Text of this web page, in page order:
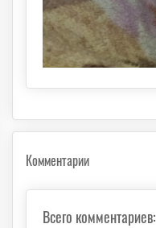
Комментарии
Всего комментариев: